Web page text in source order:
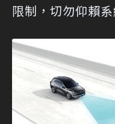
限制，切勿仰賴